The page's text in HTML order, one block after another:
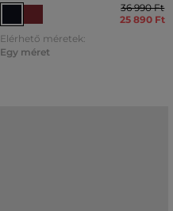
36 990 Ft
25 890 Ft
Elérhető méretek:
Egy méret